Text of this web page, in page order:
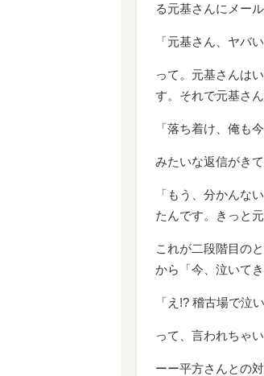
る元基さんにメー
「元基さん、ヤバ
って。元基さんは
す。それで元基さ
「落ち着け、俺も
みたいな返信がきて
「もう、分かんな
たんです。きっと
これが二段階目の
から「今、泣いて
「え!? 稽古場で泣
って、言われちゃ
ーー平方さんとの